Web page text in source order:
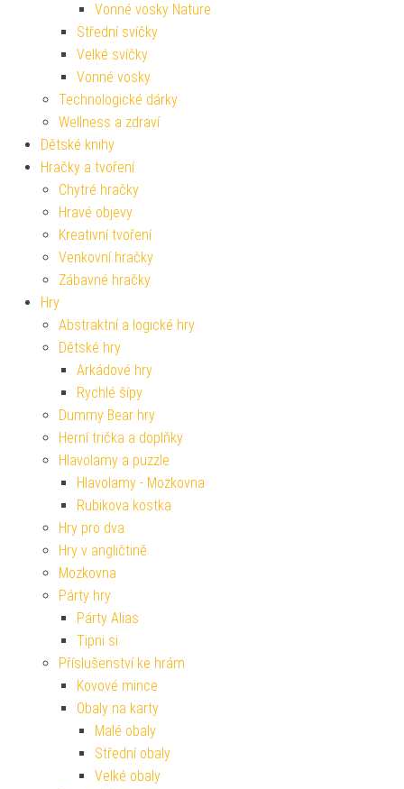
Vonné vosky Nature
Střední svíčky
Velké svíčky
Vonné vosky
Technologické dárky
Wellness a zdraví
Dětské knihy
Hračky a tvoření
Chytré hračky
Hravé objevy
Kreativní tvoření
Venkovní hračky
Zábavné hračky
Hry
Abstraktní a logické hry
Dětské hry
Arkádové hry
Rychlé šípy
Dummy Bear hry
Herní trička a doplňky
Hlavolamy a puzzle
Hlavolamy - Mozkovna
Rubikova kostka
Hry pro dva
Hry v angličtině
Mozkovna
Párty hry
Párty Alias
Tipni si
Příslušenství ke hrám
Kovové mince
Obaly na karty
Malé obaly
Střední obaly
Velké obaly